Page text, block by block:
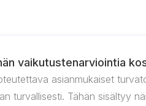
vaikutustenarviointia
asianmukaiset
turvallisesti. Tähän sisältyy